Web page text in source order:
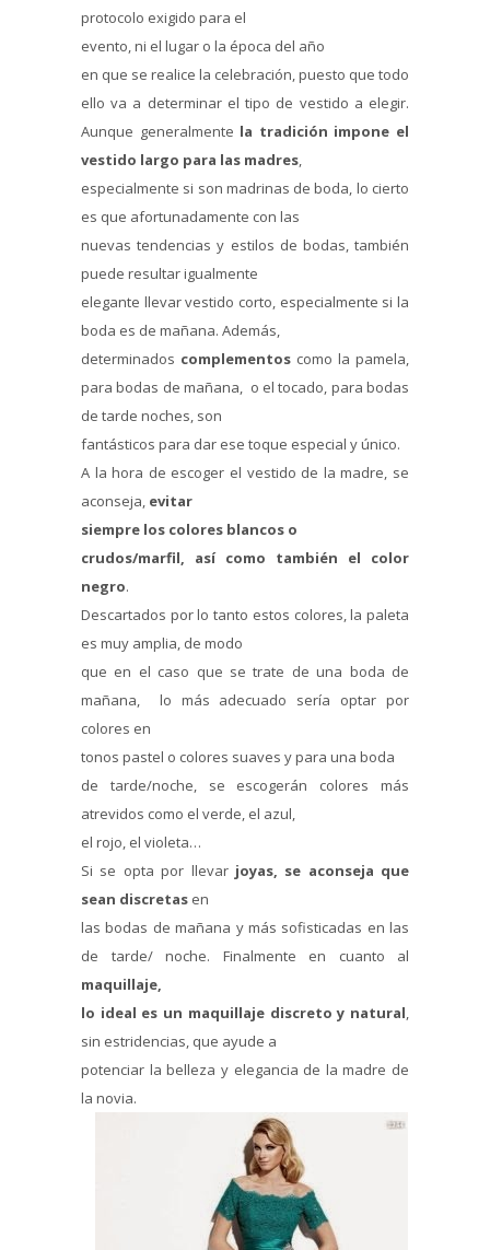
protocolo exigido para el
evento, ni el lugar o la época del año
en que se realice la celebración, puesto que todo
ello va a determinar el tipo de vestido a elegir.
Aunque generalmente la tradición impone el
vestido largo para las madres,
especialmente si son madrinas de boda, lo cierto
es que afortunadamente con las
nuevas tendencias y estilos de bodas, también
puede resultar igualmente
elegante llevar vestido corto, especialmente si la
boda es de mañana. Además,
determinados complementos como la pamela,
para bodas de mañana, o el tocado, para bodas
de tarde noches, son
fantásticos para dar ese toque especial y único.
A la hora de escoger el vestido de la madre, se
aconseja, evitar
siempre los colores blancos o
crudos/marfil, así como también el color
negro.
Descartados por lo tanto estos colores, la paleta
es muy amplia, de modo
que en el caso que se trate de una boda de
mañana, lo más adecuado sería optar por
colores en
tonos pastel o colores suaves y para una boda
de tarde/noche, se escogerán colores más
atrevidos como el verde, el azul,
el rojo, el violeta…
Si se opta por llevar joyas, se aconseja que
sean discretas en
las bodas de mañana y más sofisticadas en las
de tarde/ noche. Finalmente en cuanto al
maquillaje,
lo ideal es un maquillaje discreto y natural,
sin estridencias, que ayude a
potenciar la belleza y elegancia de la madre de
la novia.